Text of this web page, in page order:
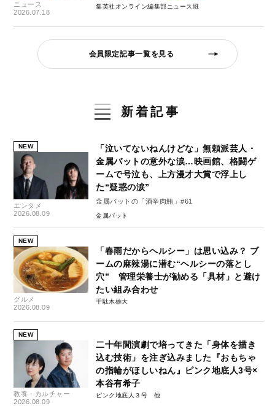
ニュース
2026.07.18
集英社オンライン編集部ニュース班
会員限定記事一覧を見る
新着記事
NEW
エンタメ
2026.08.09
「泣いてないねんけどな」無頼派芸人・
金属バットの意外な涙…映画館、格闘ゲ
ームで号泣も、上方漫才大賞で浮上し
た“疑惑の涙”
金属バットの「酒辛肉鮪」#61
金属バット
NEW
グルメ
2026.08.09
「春雨だからヘルシー」は思い込み？ ブ
ームの麻辣湯に潜む“ヘルシーの落とし
穴” 管理栄養士が勧める「具材」と避け
たい組み合わせ
千駄木雄大
NEW
教養・カルチャー
2026.08.09
二十年間演劇で培ってきた「身体を描き
込む技術」を注ぎ込みました『おもちゃ
の指輪がほしいねん』ピンク地底人3号×
本谷有希子
ピンク地底人３号